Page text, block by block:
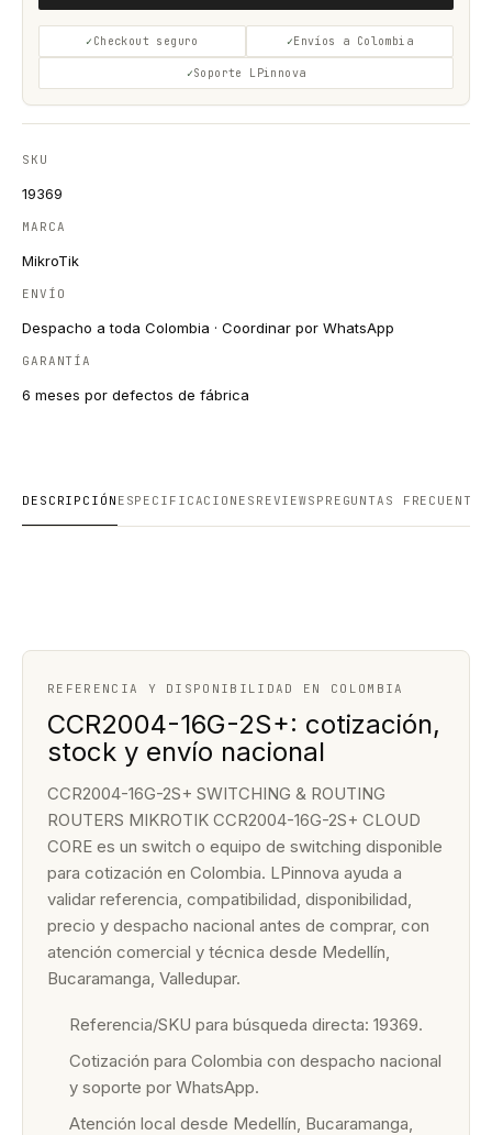
Checkout seguro Envíos a Colombia
Soporte LPinnova
SKU
19369
MARCA
MikroTik
ENVÍO
Despacho a toda Colombia · Coordinar por WhatsApp
GARANTÍA
6 meses por defectos de fábrica
DESCRIPCIÓN ESPECIFICACIONES REVIEWS PREGUNTAS FRECUENTES
REFERENCIA Y DISPONIBILIDAD EN COLOMBIA
CCR2004-16G-2S+: cotización,
stock y envío nacional
CCR2004-16G-2S+ SWITCHING & ROUTING
ROUTERS MIKROTIK CCR2004-16G-2S+ CLOUD
CORE es un switch o equipo de switching disponible
para cotización en Colombia. LPinnova ayuda a
validar referencia, compatibilidad, disponibilidad,
precio y despacho nacional antes de comprar, con
atención comercial y técnica desde Medellín,
Bucaramanga, Valledupar.
Referencia/SKU para búsqueda directa: 19369.
Cotización para Colombia con despacho nacional
y soporte por WhatsApp.
Atención local desde Medellín, Bucaramanga,